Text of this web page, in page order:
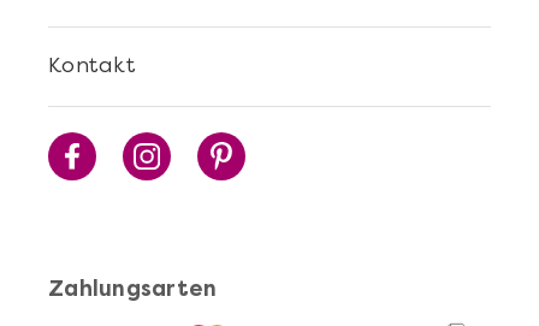
Sushi Selber Machen - DIY-Set
Zahlungsarten
Kontakt